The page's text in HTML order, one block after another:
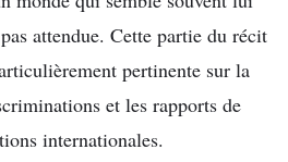
attendue. Cette partie du récit
pertinente sur la
et les rapports de
internationales.